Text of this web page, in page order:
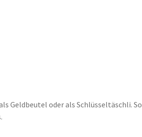
Geldbeutel oder als Schlüsseltäschli. So